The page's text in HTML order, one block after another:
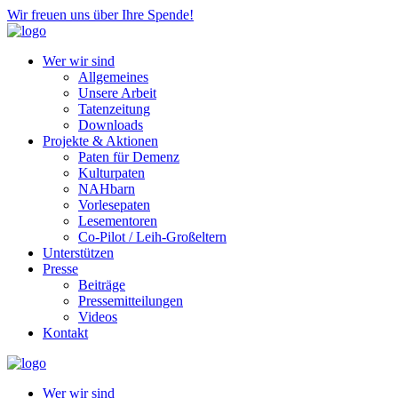
Wir freuen uns über Ihre Spende!
Wer wir sind
Allgemeines
Unsere Arbeit
Tatenzeitung
Downloads
Projekte & Aktionen
Paten für Demenz
Kulturpaten
NAHbarn
Vorlesepaten
Lesementoren
Co-Pilot / Leih-Großeltern
Unterstützen
Presse
Beiträge
Pressemitteilungen
Videos
Kontakt
Wer wir sind